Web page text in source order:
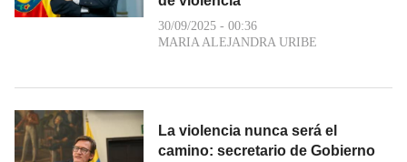
30/09/2025 - 00:36
MARIA ALEJANDRA URIBE
La violencia nunca será el
camino: secretario de Gobierno